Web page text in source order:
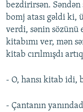
bezdirirsən. Səndən
bomj atası gəldi ki,
verdi, sənin sözünü
kitabımı ver, mən
kitab cırılmışdı
- O, hansı kitab idi,
- Çantanın